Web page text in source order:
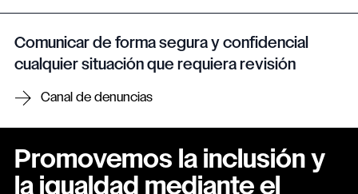
Comunicar de forma segura y confidencial
cualquier situación que requiera revisión
Canal de denuncias
Promovemos la inclusión y
la igualdad mediante el